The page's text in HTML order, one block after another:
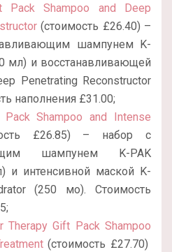
Pack Shampoo and Deep
(стоимость £26.40) –
шампунем K-
мл) и восстанавливающей
Penetrating Reconstructor
наполнения £31.00;
Shampoo and Intense
£26.85) – набор с
шампунем K-PAK
и интенсивной маской K-
(250 мо). Стоимость
Therapy Gift Pack Shampoo
(стоимость £27.70)